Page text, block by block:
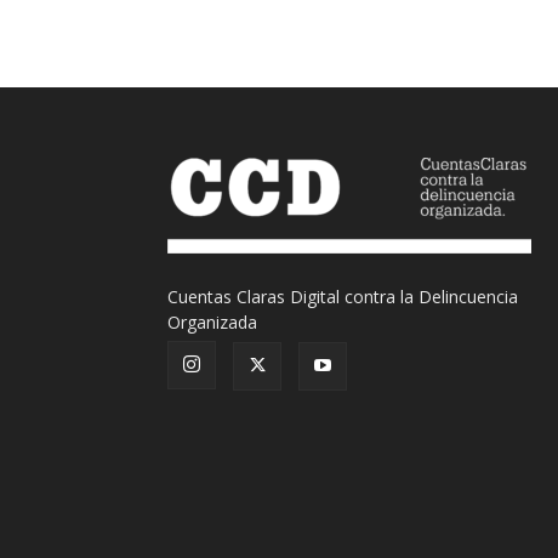
Cuentas Claras Digital contra la Delincuencia
Organizada